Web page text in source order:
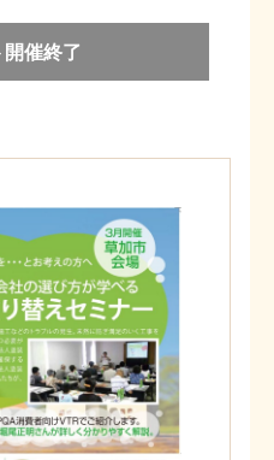
催終了